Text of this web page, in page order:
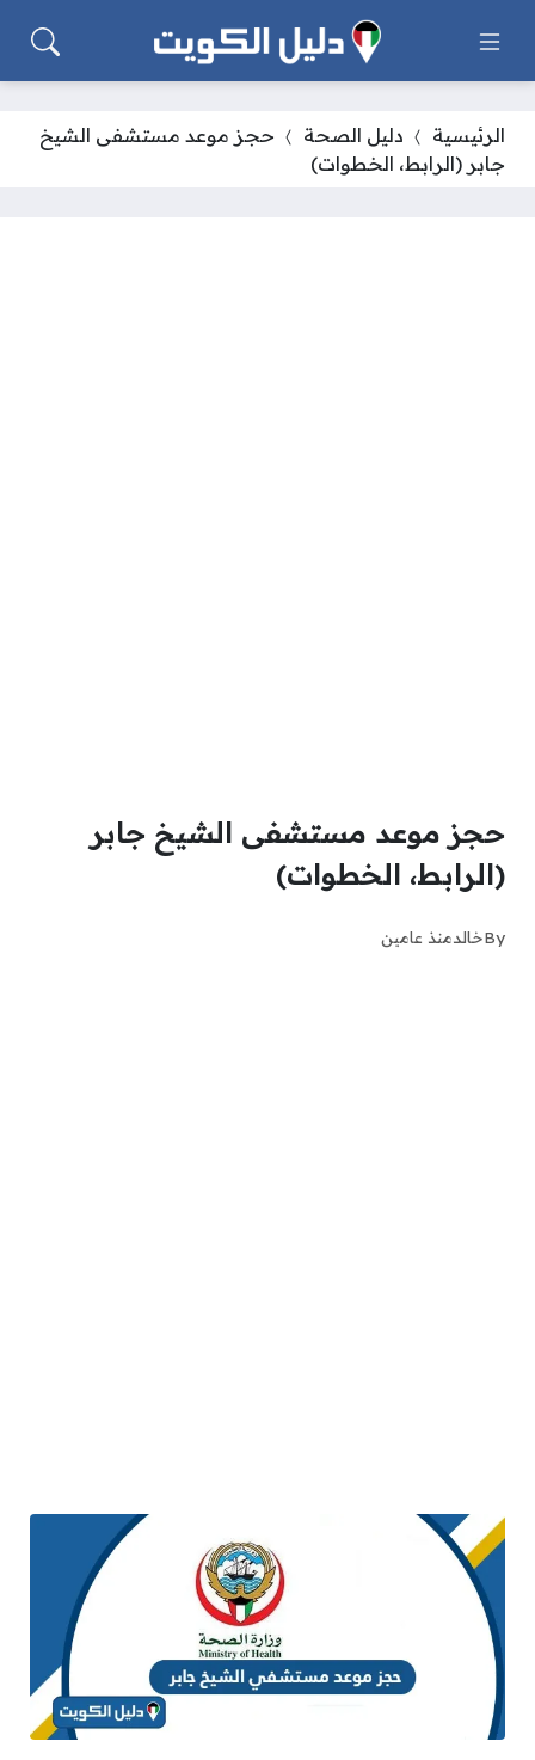
الرئيسية دليل الصحة
حجز موعد مستشفى الشيخ
جابر (الرابط، الخطوات)
حجز موعد مستشفى الشيخ جابر
(الرابط، الخطوات)
Byخالدمنذ عامين